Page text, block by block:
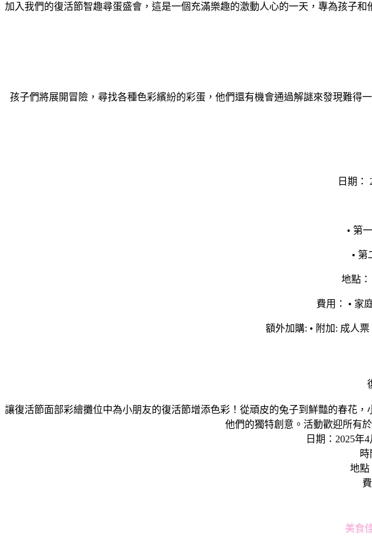
加入我們的復活節智趣尋蛋盛會，這是一個充滿樂趣的激動人心的一天，專為孩子
孩子們將展開冒險，尋找各種色彩繽紛的彩蛋，他們還有機會通過解謎來發現難
日期：
• 第
• 第
地點
費用： • 家
額外加購: • 附加: 成人
讓復活節面部彩繪攤位中為小朋友的復活節增添色彩！從頑皮的兔子到鮮豔的春花
他們的獨特創意。活動歡迎所有
日期：2025年
時
地點
美食